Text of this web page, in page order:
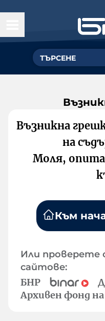
Възникна
на
Моля,
Към
Или
сайтове:
БНР
Архивен фонд